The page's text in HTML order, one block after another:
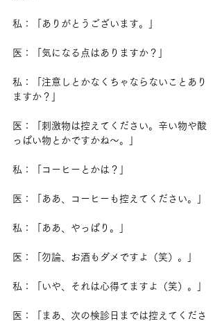
私：「ありがとうございます。」
医：「気になる点はありますか？」
私：「注意しとかなくちゃならないことあり
ますか？」
医：「刺激物は控えてください。辛い物や酸
っぱい物とかですかね～。」
私：「コーヒーとかは？」
医：「ああ、コーヒーも控えてください。」
私：「ああ、やっぱり。」
医：「勿論、お酒もダメですよ（笑）。」
私：「いや、それは心得てますよ（笑）。」
医：「まあ、次の検診日までは控えてくださ